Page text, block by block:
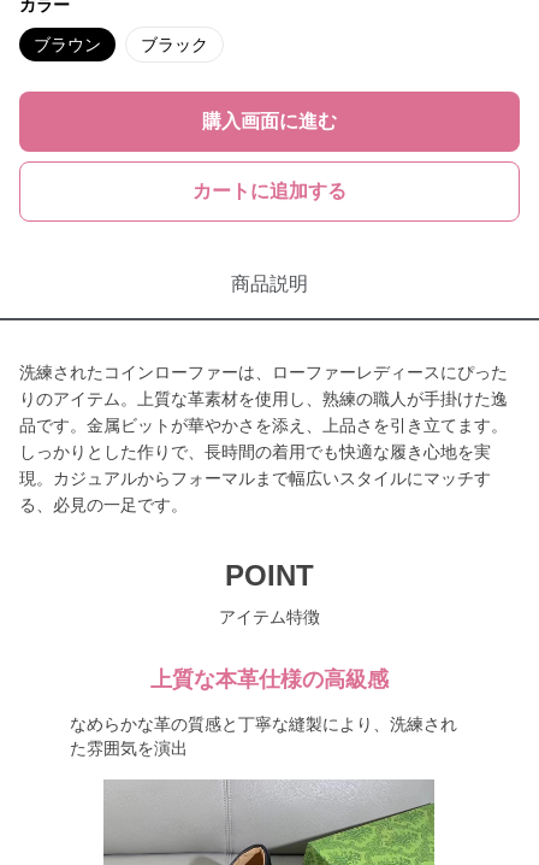
カラー
ブラウン ブラック
購入画面に進む
カートに追加する
商品説明
洗練されたコインローファーは、ローファーレディースにぴった
りのアイテム。上質な革素材を使用し、熟練の職人が手掛けた逸
品です。金属ビットが華やかさを添え、上品さを引き立てます。
しっかりとした作りで、長時間の着用でも快適な履き心地を実
現。カジュアルからフォーマルまで幅広いスタイルにマッチす
る、必見の一足です。
POINT
アイテム特徴
上質な本革仕様の高級感
なめらかな革の質感と丁寧な縫製により、洗練され
た雰囲気を演出